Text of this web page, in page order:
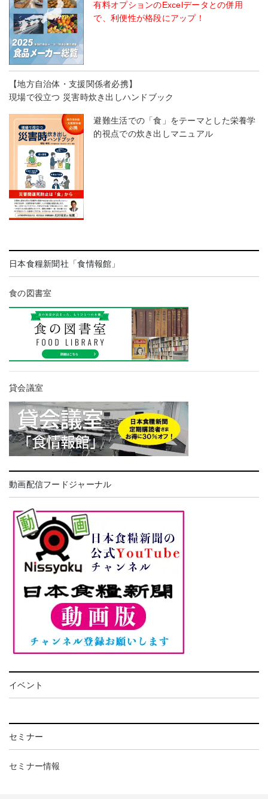
有料オプションのExcelデータとの併用
で、利便性が格段にアップ！
【地方自治体・支援関係者必携】
現場で役立つ 災害時炊き出しハンドブック
避難生活での「食」をテーマとした栄養学
的視点での炊き出しマニュアル
日本食糧新聞社「食情報館」
食の図書室
貸会議室
動画配信フードジャーナル
イベント
セミナー
セミナー情報